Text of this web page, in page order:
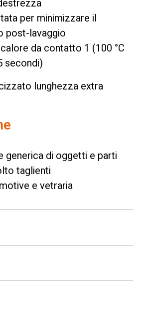
per minimizzare il
post-lavaggio
da contatto 1 (100 °C
secondi)
lunghezza extra
generica di oggetti e parti
taglienti
e vetraria